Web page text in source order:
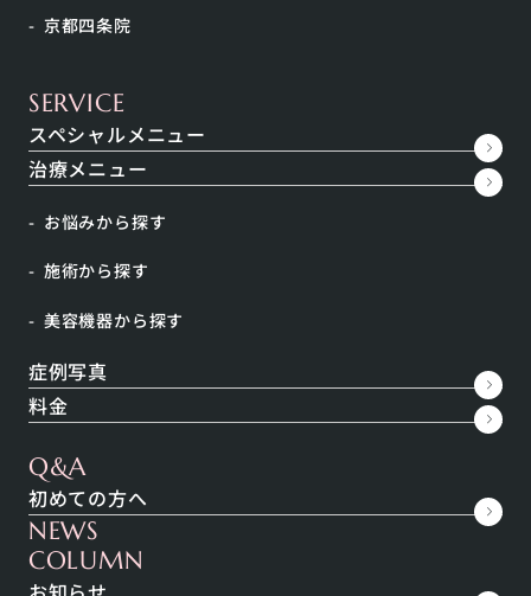
京都四条院
SERVICE
スペシャルメニュー
治療メニュー
お悩みから探す
施術から探す
美容機器から探す
症例写真
料金
Q&A
初めての方へ
NEWS
COLUMN
ニックごとに様々な特色があり、得意な施術や治療も
美容コラム
ニキビの種類とそれぞれに適した治療方法をご
紹介
も、なんとなくその日のテンションが下がってしまい
ます。症状が軽く数日で治ってしまうニキビから何度も
同じところに繰…
美容コラム
ビタミンCは朝に使っちゃダメって本当？日焼け
対策にお勧めのケアを美容皮膚科医が解説
「ビタミンCのコスメを朝使うと日焼けしてしまう」
「ビタミンCがたっぷり入っているフルーツを朝食べる
と日焼けしやすくなる」など、そんな噂を聞いたこと